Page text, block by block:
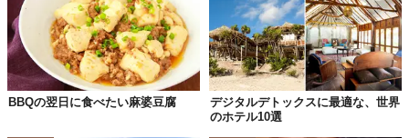
BBQの翌日に食べたい麻婆豆腐
デジタルデトックスに最適な、世界
のホテル10選